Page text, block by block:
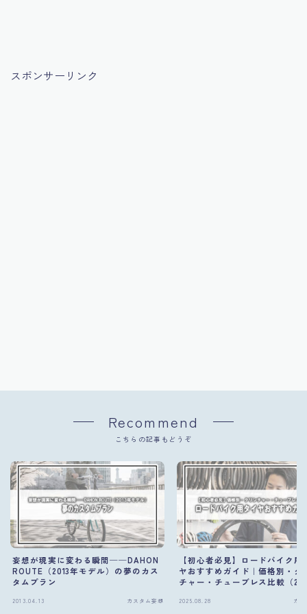
スポンサーリンク
Recommend
こちらの記事もどうぞ
妄想が現実に変わる瞬間──DAHON
ROUTE（2013年モデル）の夢のカス
タムプラン
2013.04.13 カスタム妄想
【初心者必見】ロードバイク用
ヤおすすめガイド｜価格別・ク
チャー・チューブレス比較（
2025.08.28 カ